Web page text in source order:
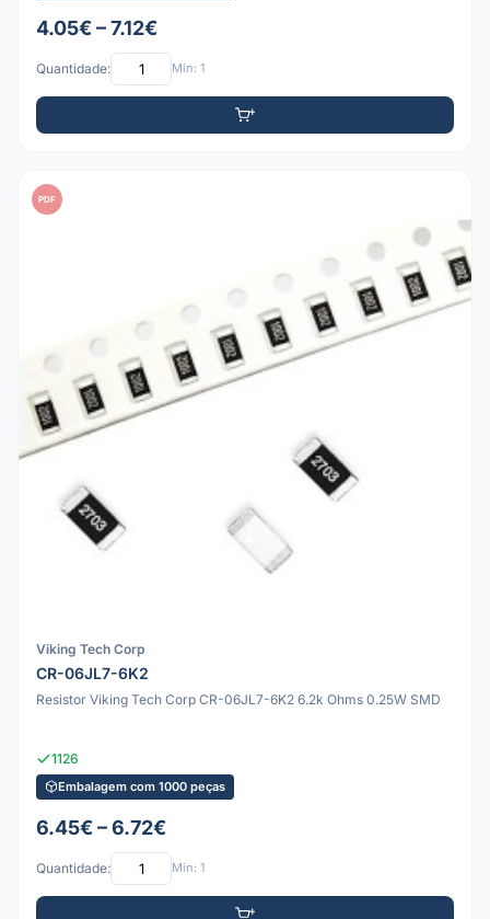
4.05€ – 7.12€
Quantidade: Mín: 1
PDF
Viking Tech Corp
CR-06JL7-6K2
Resistor Viking Tech Corp CR-06JL7-6K2 6.2k Ohms 0.25W SMD
1126
Embalagem com 1000 peças
6.45€ – 6.72€
Quantidade: Mín: 1